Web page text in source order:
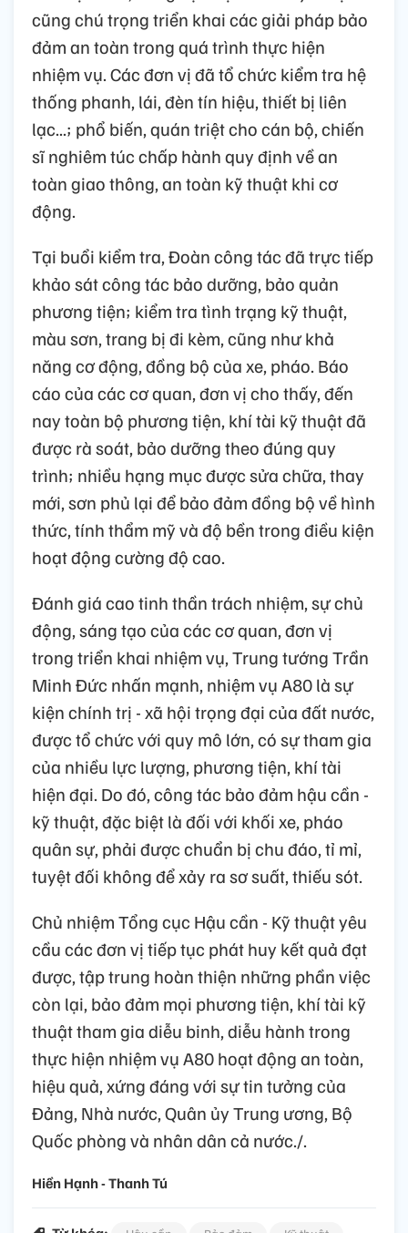
cũng chú trọng triển khai các giải pháp bảo
đảm an toàn trong quá trình thực hiện
nhiệm vụ. Các đơn vị đã tổ chức kiểm tra hệ
thống phanh, lái, đèn tín hiệu, thiết bị liên
lạc...; phổ biến, quán triệt cho cán bộ, chiến
sĩ nghiêm túc chấp hành quy định về an
toàn giao thông, an toàn kỹ thuật khi cơ
động.
Tại buổi kiểm tra, Đoàn công tác đã trực tiếp
khảo sát công tác bảo dưỡng, bảo quản
phương tiện; kiểm tra tình trạng kỹ thuật,
màu sơn, trang bị đi kèm, cũng như khả
năng cơ động, đồng bộ của xe, pháo. Báo
cáo của các cơ quan, đơn vị cho thấy, đến
nay toàn bộ phương tiện, khí tài kỹ thuật đã
được rà soát, bảo dưỡng theo đúng quy
trình; nhiều hạng mục được sửa chữa, thay
mới, sơn phủ lại để bảo đảm đồng bộ về hình
thức, tính thẩm mỹ và độ bền trong điều kiện
hoạt động cường độ cao.
Đánh giá cao tinh thần trách nhiệm, sự chủ
động, sáng tạo của các cơ quan, đơn vị
trong triển khai nhiệm vụ, Trung tướng Trần
Minh Đức nhấn mạnh, nhiệm vụ A80 là sự
kiện chính trị - xã hội trọng đại của đất nước,
được tổ chức với quy mô lớn, có sự tham gia
của nhiều lực lượng, phương tiện, khí tài
hiện đại. Do đó, công tác bảo đảm hậu cần -
kỹ thuật, đặc biệt là đối với khối xe, pháo
quân sự, phải được chuẩn bị chu đáo, tỉ mỉ,
tuyệt đối không để xảy ra sơ suất, thiếu sót.
Chủ nhiệm Tổng cục Hậu cần - Kỹ thuật yêu
cầu các đơn vị tiếp tục phát huy kết quả đạt
được, tập trung hoàn thiện những phần việc
còn lại, bảo đảm mọi phương tiện, khí tài kỹ
thuật tham gia diễu binh, diễu hành trong
thực hiện nhiệm vụ A80 hoạt động an toàn,
hiệu quả, xứng đáng với sự tin tưởng của
Đảng, Nhà nước, Quân ủy Trung ương, Bộ
Quốc phòng và nhân dân cả nước./.
Hiền Hạnh - Thanh Tú